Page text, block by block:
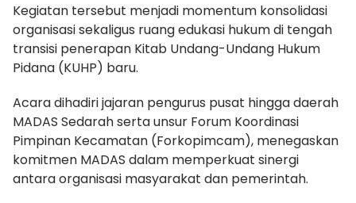
Kegiatan tersebut menjadi momentum konsolidasi
organisasi sekaligus ruang edukasi hukum di tengah
transisi penerapan Kitab Undang-Undang Hukum
Pidana (KUHP) baru.
Acara dihadiri jajaran pengurus pusat hingga daerah
MADAS Sedarah serta unsur Forum Koordinasi
Pimpinan Kecamatan (Forkopimcam), menegaskan
komitmen MADAS dalam memperkuat sinergi
antara organisasi masyarakat dan pemerintah.